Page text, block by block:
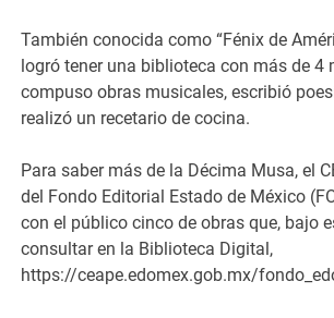
También conocida como “Fénix de
logró tener una biblioteca con más de 4
compuso obras musicales, escribió
realizó un recetario de cocina.
Para saber más de la Décima Musa, el
del Fondo Editorial Estado de México
con el público cinco de obras que, bajo
consultar en la Biblioteca Digital,
https://ceape.edomex.gob.mx/